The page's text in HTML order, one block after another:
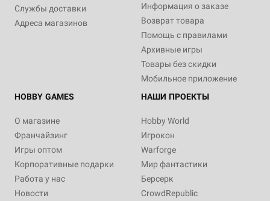
Службы доставки
Адреса магазинов
Информация о заказе
Возврат товара
Помощь с правилами
Архивные игры
Товары без скидки
Мобильное приложение
HOBBY GAMES
О магазине
Франчайзинг
Игры оптом
Корпоративные подарки
Работа у нас
Новости
НАШИ ПРОЕКТЫ
Hobby World
Игрокон
Warforge
Мир фантастики
Берсерк
CrowdRepublic